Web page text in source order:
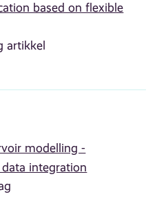
based on flexible
artikkel
modelling -
integration